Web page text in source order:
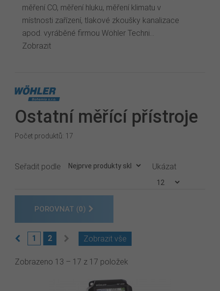
měření CO, měření hluku, měření klimatu v
místnosti zařízení, tlakové zkoušky kanalizace
apod. vyráběné firmou Wöhler Techni...
Zobrazit
Ostatní měřící přístroje
Počet produktů: 17
Seřadit podle Ukázat
POROVNAT (0)
Zobrazit vše
1 2
Zobrazeno 13 – 17 z 17 položek